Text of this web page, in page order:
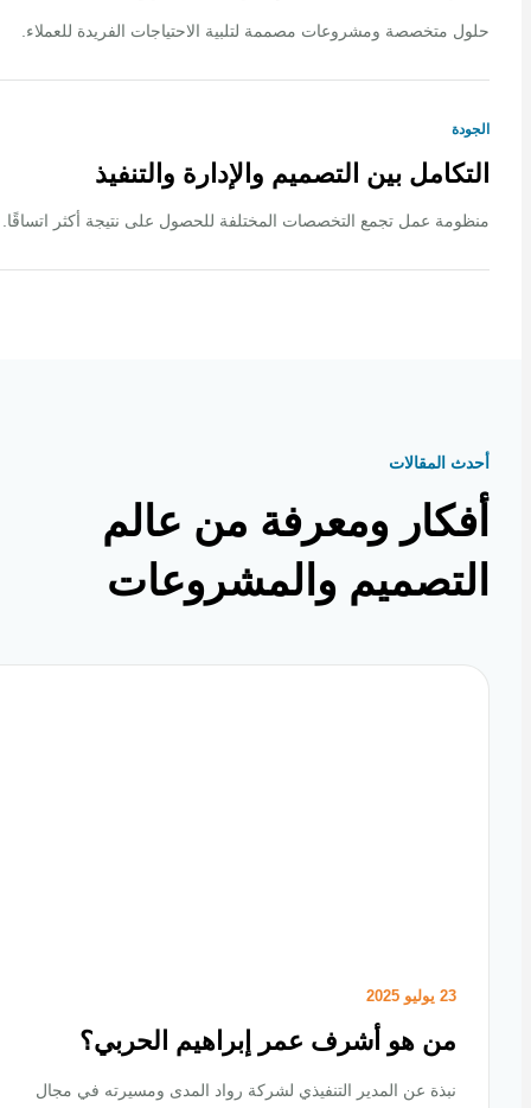
متخصصة ومشروعات مصممة لتلبية الاحتياجات الفريدة للعملاء.
بين التصميم والإدارة والتنفيذ
عمل تجمع التخصصات المختلفة للحصول على نتيجة أكثر اتساقًا.
المقالات
ومعرفة من عالم
والمشروعات
من هو أشرف عمر إبراهيم الحربي؟
نبذة عن المدير التنفيذي لشركة رواد المدى ومسيرته في مجال